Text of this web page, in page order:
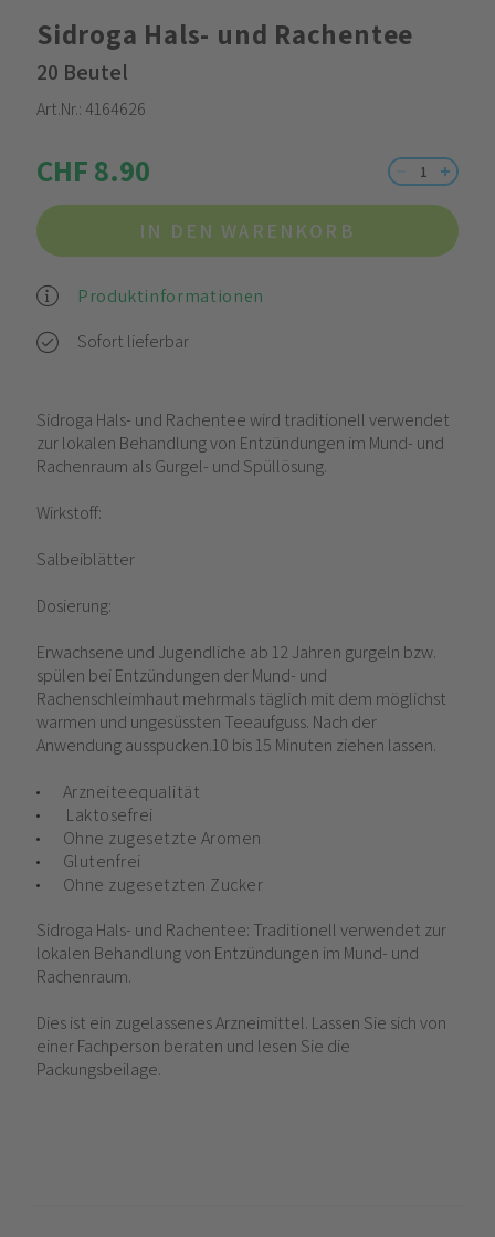
Sidroga Hals- und Rachentee
20 Beutel
Art.Nr.: 4164626
CHF 8.90
IN DEN WARENKORB
Produktinformationen
Sofort lieferbar
Sidroga Hals- und Rachentee wird traditionell verwendet
zur lokalen Behandlung von Entzündungen im Mund- und
Rachenraum als Gurgel- und Spüllösung.
Wirkstoff:
Salbeiblätter
Dosierung:
Erwachsene und Jugendliche ab 12 Jahren gurgeln bzw.
spülen bei Entzündungen der Mund- und
Rachenschleimhaut mehrmals täglich mit dem möglichst
warmen und ungesüssten Teeaufguss. Nach der
Anwendung ausspucken.10 bis 15 Minuten ziehen lassen.
Arzneiteequalität
Laktosefrei
Ohne zugesetzte Aromen
Glutenfrei
Ohne zugesetzten Zucker
Sidroga Hals- und Rachentee: Traditionell verwendet zur
lokalen Behandlung von Entzündungen im Mund- und
Rachenraum.
Dies ist ein zugelassenes Arzneimittel. Lassen Sie sich von
einer Fachperson beraten und lesen Sie die
Packungsbeilage.